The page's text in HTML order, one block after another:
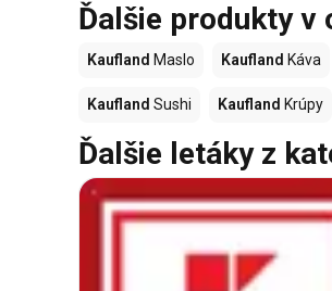
Ďalšie produkty v
Kaufland Maslo Kaufland Káva
Kaufland Sushi Kaufland Krúpy
Ďalšie letáky z